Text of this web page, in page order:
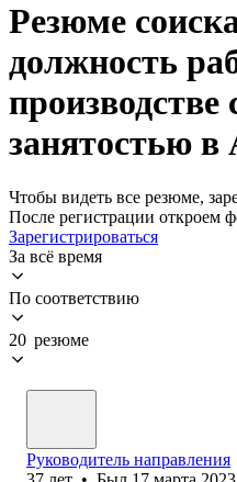
Резюме
должность
производстве
занятостью в
Чтобы видеть все резюме,
После регистрации откроем
Зарегистрироваться
За всё время
По соответствию
20 резюме
Руководитель направления